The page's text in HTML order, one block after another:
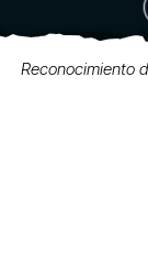
Reconocimiento